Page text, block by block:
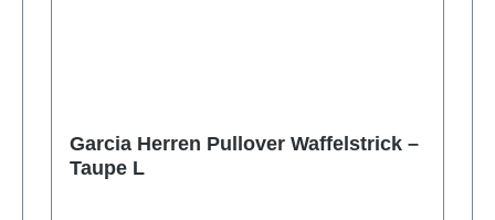
Garcia Herren Pullover Waffelstrick –
Taupe L